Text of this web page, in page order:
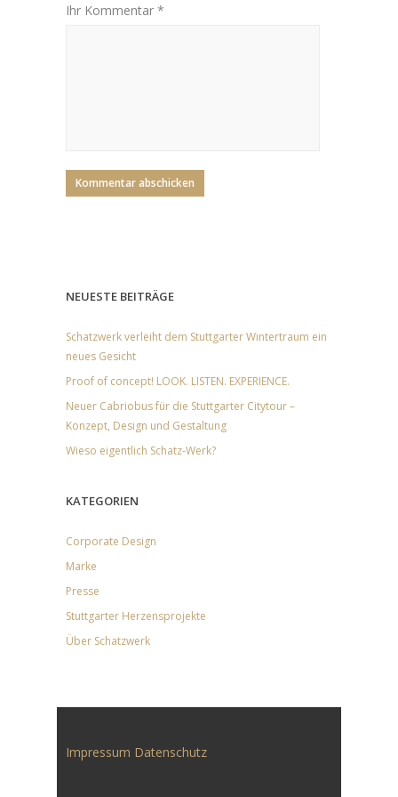
Ihr Kommentar *
NEUESTE BEITRÄGE
Schatzwerk verleiht dem Stuttgarter Wintertraum ein
neues Gesicht
Proof of concept! LOOK. LISTEN. EXPERIENCE.
Neuer Cabriobus für die Stuttgarter Citytour –
Konzept, Design und Gestaltung
Wieso eigentlich Schatz-Werk?
KATEGORIEN
Corporate Design
Marke
Presse
Stuttgarter Herzensprojekte
Über Schatzwerk
Impressum Datenschutz